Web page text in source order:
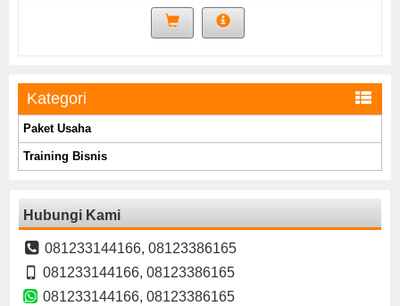
Kategori
Paket Usaha
Training Bisnis
Hubungi Kami
081233144166, 08123386165
081233144166, 08123386165
081233144166, 08123386165